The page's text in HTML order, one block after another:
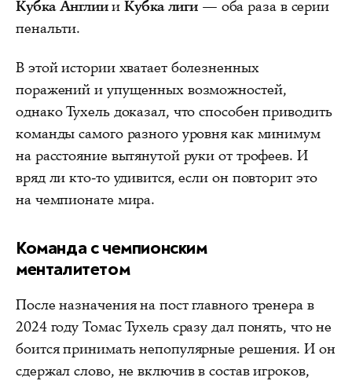
Кубка Англиии Кубка лиги— оба раза в серии
пенальти.
В этой истории хватает болезненных
поражений и упущенных возможностей,
однако Тухель доказал, что способен приводить
команды самого разного уровня как минимум
на расстояние вытянутой руки от трофеев. И
вряд ли кто‑то удивится, если он повторит это
на чемпионате мира.
Команда с чемпионским
менталитетом
После назначения на пост главного тренера в
2024 году Томас Тухель сразу дал понять, что не
боится принимать непопулярные решения. И он
сдержал слово, не включив в состав игроков,